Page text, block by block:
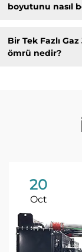
boyutunu nasıl
Bir Tek Fazlı
ömrü nedir?
20
Oct